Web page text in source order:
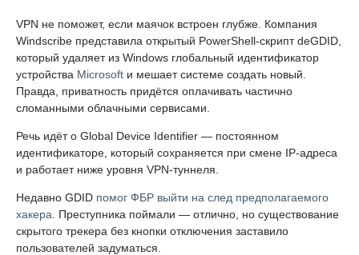
VPN не поможет, если маячок встроен глубже. Компания
Windscribe представила открытый PowerShell-скрипт deGDID,
который удаляет из Windows глобальный идентификатор
устройства Microsoft и мешает системе создать новый.
Правда, приватность придётся оплачивать частично
сломанными облачными сервисами.
Речь идёт о Global Device Identifier — постоянном
идентификаторе, который сохраняется при смене IP-адреса
и работает ниже уровня VPN-туннеля.
Недавно GDID помог ФБР выйти на след предполагаемого
хакера . Преступника поймали — отлично, но существование
скрытого трекера без кнопки отключения заставило
пользователей задуматься.